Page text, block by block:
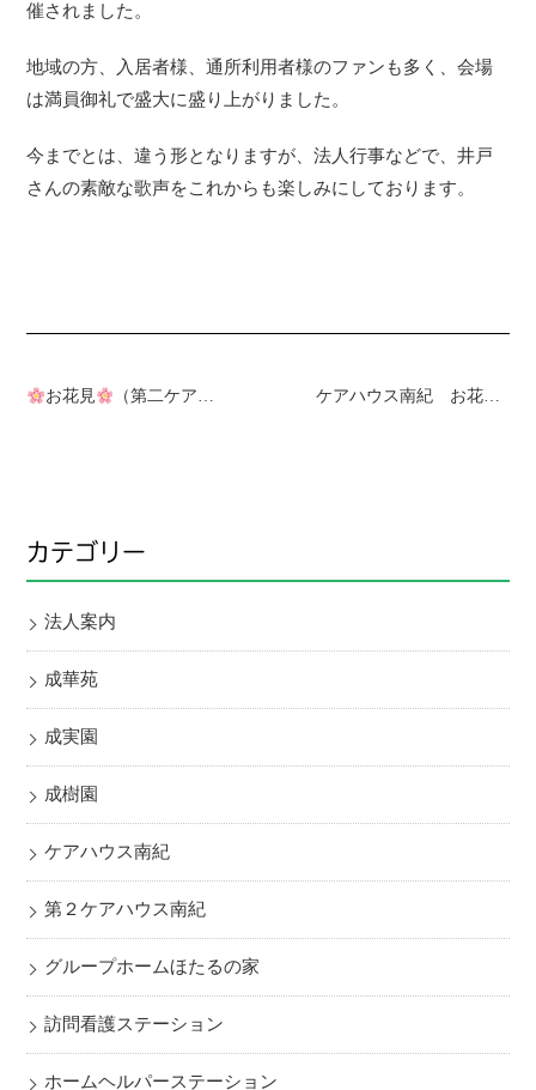
催されました。
地域の方、入居者様、通所利用者様のファンも多く、会場
は満員御礼で盛大に盛り上がりました。
今までとは、違う形となりますが、法人行事などで、井戸
さんの素敵な歌声をこれからも楽しみにしております。
お花見 （第二ケアハウス南紀） ケアハウス南紀 お花見遠足in岸和田城
カテゴリー
法人案内
成華苑
成実園
成樹園
ケアハウス南紀
第２ケアハウス南紀
グループホームほたるの家
訪問看護ステーション
ホームヘルパーステーション